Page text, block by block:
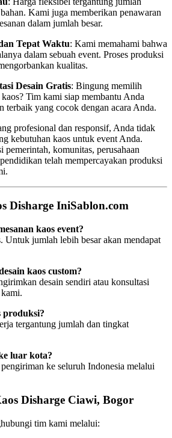
Kami juga memberikan penawaran
dalam jumlah besar.
Tepat Waktu: Kami memahami bahwa
dalam sebuah event. Proses produksi
kualitas.
Desain Gratis: Bingung memilih
Tim kami siap membantu Anda
terbaik yang cocok dengan acara Anda.
profesional dan responsif, Anda tidak
kebutuhan kaos untuk event Anda.
komunitas, perusahaan
telah mempercayakan produksi
Disharge IniSablon.com
kaos event?
jumlah lebih besar akan mendapat
kaos custom?
desain sendiri atau konsultasi
produksi?
tergantung jumlah dan tingkat
luar kota?
ke seluruh Indonesia melalui
Disharge Ciawi, Bogor
tim kami melalui: